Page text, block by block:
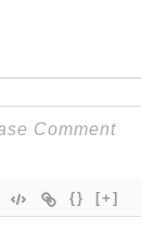
{} [+]